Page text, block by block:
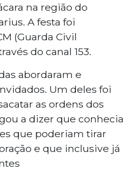
na região do
A festa foi
(Guarda Civil
do canal 153.
abordaram e
Um deles foi
as ordens dos
a dizer que conhecia
que poderiam tirar
e que inclusive já